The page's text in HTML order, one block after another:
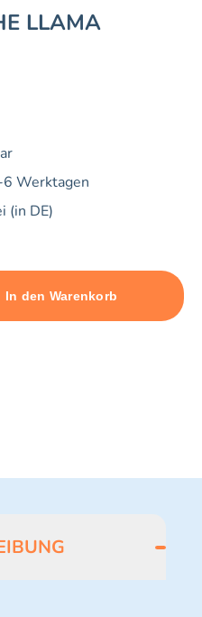
LLAMA
Werktagen
(in DE)
quantity: 3
In den Warenkorb